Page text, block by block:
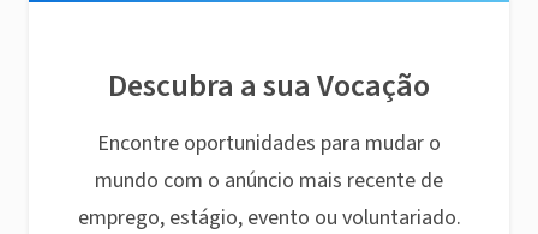
Descubra a sua Vocação
Encontre oportunidades para mudar o
mundo com o anúncio mais recente de
emprego, estágio, evento ou voluntariado.